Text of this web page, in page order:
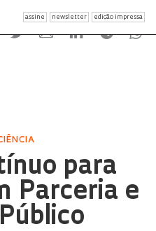
assine newsletter edição impressa
para
Parceria e